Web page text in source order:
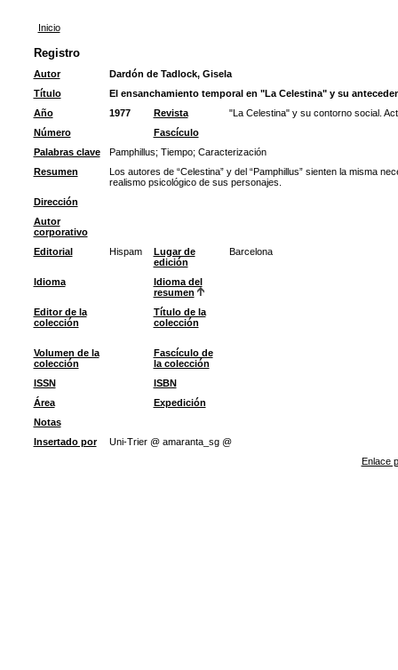
Inicio
Registro
Autor
Dardón de Tadlock, Gisela
Título
El ensanchamiento temporal en "La Celestina" y su
Año
1977 Revista
"La Celestina" y su contorno social.
Número
Fascículo
Palabras clave
Pamphillus; Tiempo; Caracterización
Resumen
Los autores de “Celestina” y del “Pamphillus” sienten la misma
realismo psicológico de sus personajes.
Dirección
Autor
corporativo
Editorial
Hispam
Lugar de
edición
Barcelona
Idioma
Idioma del
resumen
Editor de la
colección
Título de la
colección
Volumen de la
colección
Fascículo de
la colección
ISSN
ISBN
Área
Expedición
Notas
Insertado por
Uni-Trier @ amaranta_sg @
Enlace